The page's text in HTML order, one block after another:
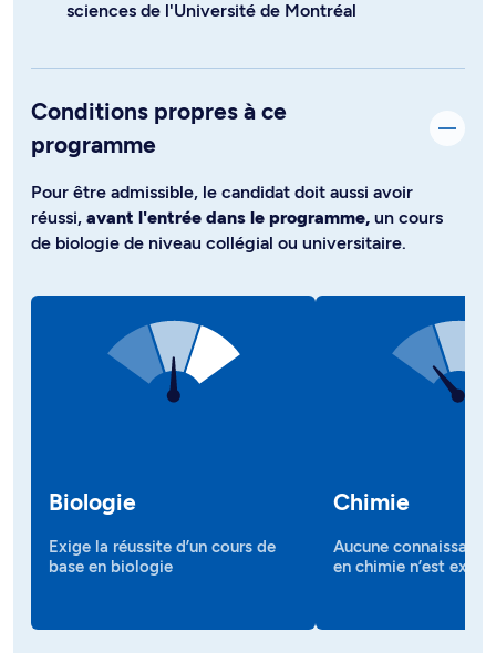
sciences de l'Université de Montréal
Conditions propres à ce
programme
Pour être admissible, le candidat doit aussi avoir
réussi, avant l'entrée dans le programme, un cours
de biologie de niveau collégial ou universitaire.
Biologie
Exige la réussite d’un cours de
base en biologie
Chimie
Aucune
en chimie n’est